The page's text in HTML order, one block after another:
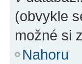
(obvykle
možné si
Nahoru